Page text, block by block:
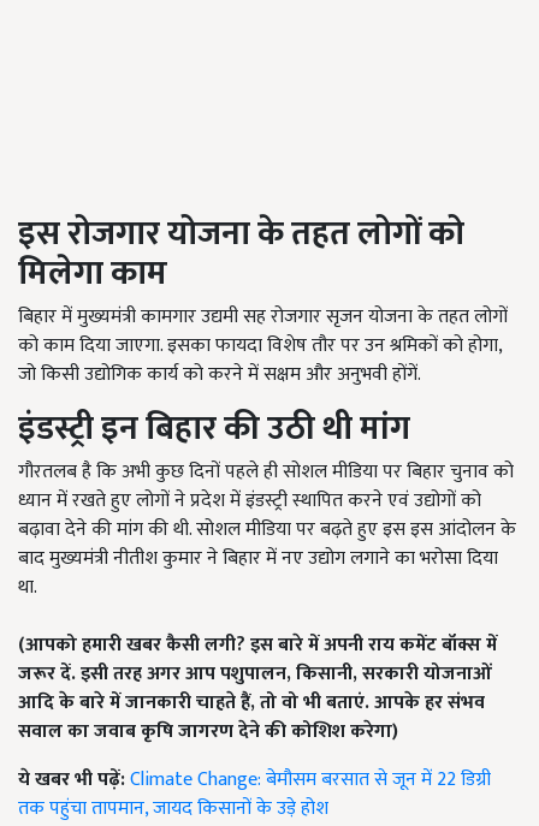
इस रोजगार योजना के तहत लोगों को
मिलेगा काम
बिहार में मुख्यमंत्री कामगार उद्यमी सह रोजगार सृजन योजना के तहत लोगों
को काम दिया जाएगा. इसका फायदा विशेष तौर पर उन श्रमिकों को होगा,
जो किसी उद्योगिक कार्य को करने में सक्षम और अनुभवी होंगें.
इंडस्ट्री इन बिहार की उठी थी मांग
गौरतलब है कि अभी कुछ दिनों पहले ही सोशल मीडिया पर बिहार चुनाव को
ध्यान में रखते हुए लोगों ने प्रदेश में इंडस्ट्री स्थापित करने एवं उद्योगों को
बढ़ावा देने की मांग की थी. सोशल मीडिया पर बढ़ते हुए इस इस आंदोलन के
बाद मुख्यमंत्री नीतीश कुमार ने बिहार में नए उद्योग लगाने का भरोसा दिया
था.
(आपको हमारी खबर कैसी लगी?इस बारे में अपनी राय कमेंट बॉक्स में
जरूर दें. इसी तरह अगर आप पशुपालन,किसानी,सरकारी योजनाओं
आदि के बारे में जानकारी चाहते हैं,तो वो भी बताएं. आपके हर संभव
सवाल का जवाब कृषि जागरण देने की कोशिश करेगा)
ये खबर भी पढ़ें:Climate Change: बेमौसम बरसात से जून में 22 डिग्री
तक पहुंचा तापमान, जायद किसानों के उड़े होश